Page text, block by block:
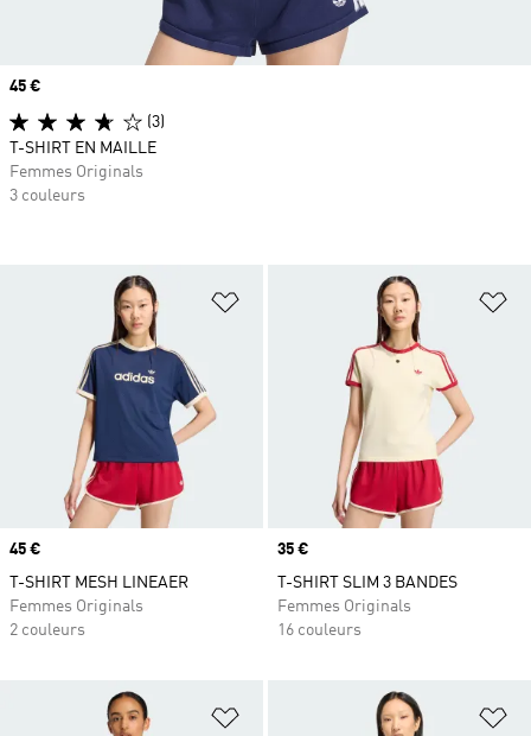
Ajouter à la Liste de produits
Prix
45 €
T-SHIRT MESH LINEAER
Femmes Originals
2 couleurs
Prix
35 €
T-SHIRT SLIM 3 BANDES
Femmes Originals
16 couleurs
Ajouter à la Liste de produits
Prix
45 €
(3)
T-SHIRT EN MAILLE
Femmes Originals
3 couleurs